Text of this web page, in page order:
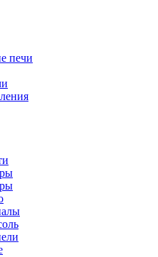
печи